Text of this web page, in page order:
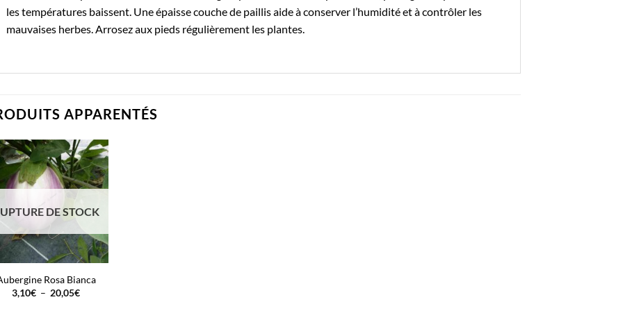
les températures baissent. Une épaisse couche de paillis aide à conserver l’humidité et à contrôler les
mauvaises herbes. Arrosez aux pieds régulièrement les plantes.
APPARENTÉS
DE STOCK
Rosa Bianca
3,10€ – 20,05€Plage